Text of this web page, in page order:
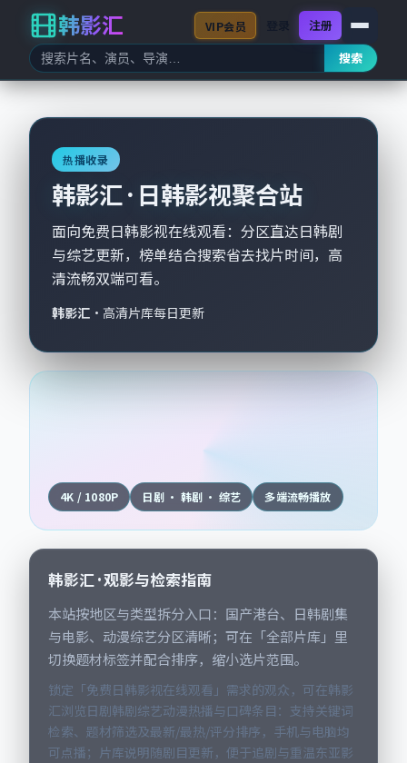
韩影汇
搜索
VIP会员 注册
热播收录
韩影汇 · 日韩影视聚合站
面向免费日韩影视在线观看：分区直达日韩剧
与综艺更新，榜单结合搜索省去找片时间，高
清流畅双端可看。
韩影汇 · 高清片库每日更新
4K / 1080P 日剧 · 韩剧 · 综艺 多端流畅播放
韩影汇 · 观影与检索指南
本站按地区与类型拆分入口：国产港台、日韩剧集
与电影、动漫综艺分区清晰；可在「全部片库」里
切换题材标签并配合排序，缩小选片范围。
锁定「免费日韩影视在线观看」需求的观众，可在韩影
汇浏览日剧韩剧综艺动漫热播与口碑条目：支持关键词
检索、题材筛选及最新/最热/评分排序，手机与电脑均
可点播；片库说明随剧目更新，便于追剧与重温东亚影